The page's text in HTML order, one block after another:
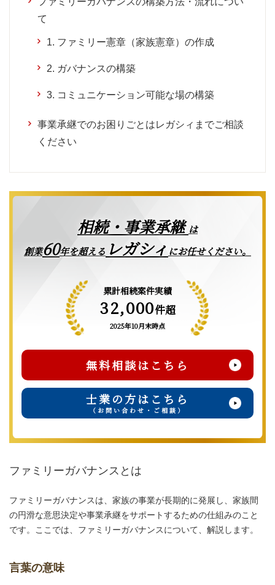
て
1. ファミリー憲章（家族憲章）の作成
2. ガバナンスの構築
3. コミュニケーション可能な場の構築
事業承継でのお困りごとはレガシィまでご相談
ください
相続・事業承継は
創業60年を超える レガシィ にお任せください。
累計相続案件実績
32,000件超
2025年10月末時点
無料相談はこちら
士業の方はこちら
（お問い合わせ・ご相談）
ファミリーガバナンスとは
ファミリーガバナンスは、家族の事業が長期的に発展し、家族間
の円滑な意思決定や事業承継をサポートするための仕組みのこと
です。ここでは、ファミリーガバナンスについて、解説します。
言葉の意味